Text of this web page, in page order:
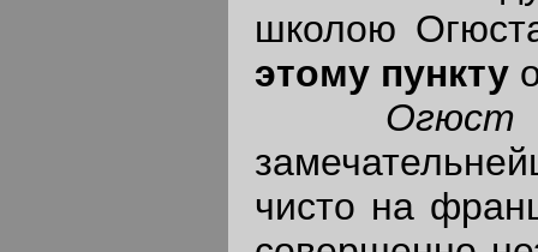
школою
этому пункту
чисто на